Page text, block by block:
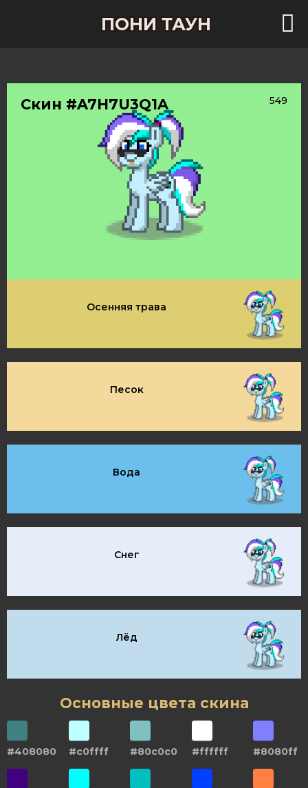
ПОНИ ТАУН
Скин #A7H7U3Q1A 549
Осенняя трава
Песок
Вода
Снег
Лёд
Основные цвета скина
#408080 #c0ffff #80c0c0 #ffffff #8080ff